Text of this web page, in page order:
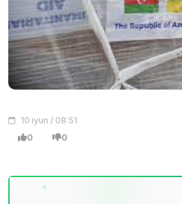
10 iyun / 08:51
0 0